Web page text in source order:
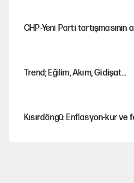
CHP-Yeni Parti
Trend; Eğilim, Akım, Gidişat…
Kısırdöngü: Enflasyon-kur ve